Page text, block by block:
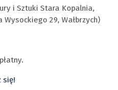
i Sztuki Stara Kopalnia,
29, Wałbrzych)
się!